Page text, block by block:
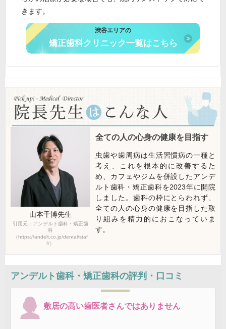
きます。
渋谷エリアの
矯正歯科クリニック一覧はこちら
全ての人の心身の健康を目指す
虫歯や歯周病は生活習慣病の一種と
考え、これを根本的に改善するた
め、カフェやジムを併設したアンデ
ルト歯科・矯正歯科を2023年に開院
しました。歯科の枠にとらわれず、
全ての人の心身の健康を目指した取
り組みを精力的におこなっていま
す。
山本千博先生
引用元：アンデルト歯科・矯正歯
科
（https://andelt.co.jp/dental/staf
f/）
アンデルト歯科・矯正歯科の評判・口コミ
敷居の高い歯医者さんではありません